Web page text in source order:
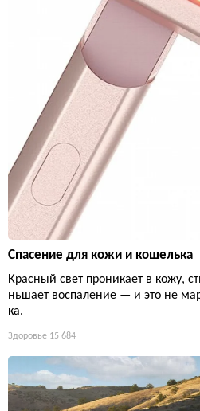
Спасение для кожи и кошелька
Красный свет проникает в кожу,
ньшает воспаление — и это не
ка.
Здоровье 15 684